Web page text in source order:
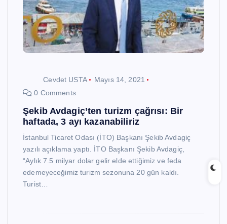
Cevdet USTA
Mayıs 14, 2021
0 Comments
Şekib Avdagiç’ten turizm çağrısı: Bir
haftada, 3 ayı kazanabiliriz
İstanbul Ticaret Odası (İTO) Başkanı Şekib Avdagiç
yazılı açıklama yaptı. İTO Başkanı Şekib Avdagiç,
“Aylık 7.5 milyar dolar gelir elde ettiğimiz ve feda
edemeyeceğimiz turizm sezonuna 20 gün kaldı.
Turist…